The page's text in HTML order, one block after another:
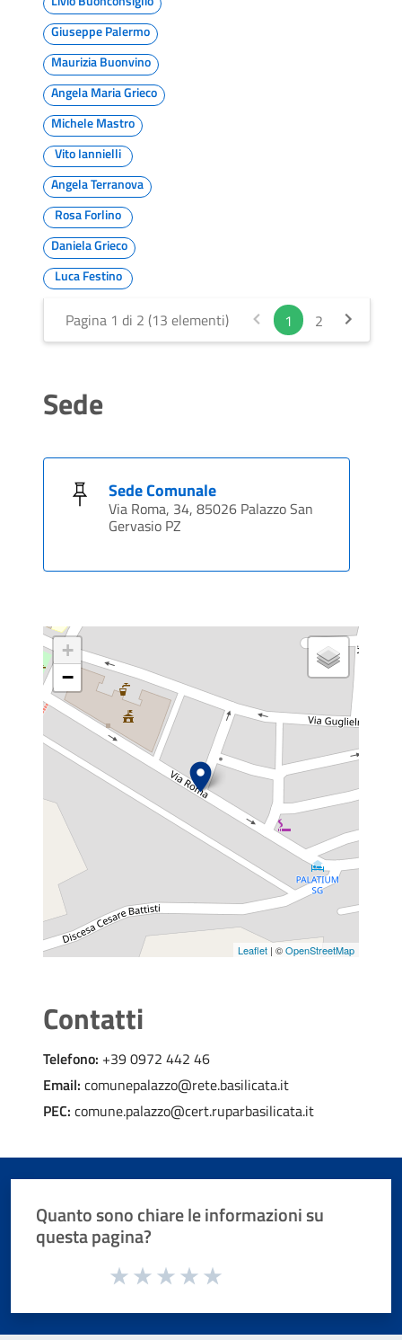
Giuseppe Palermo
Maurizia Buonvino
Angela Maria Grieco
Michele Mastro
Vito Iannielli
Angela Terranova
Rosa Forlino
Daniela Grieco
Luca Festino
Pagina 1 di 2 (13 elementi) 1 2
Sede
Sede Comunale
Via Roma, 34, 85026 Palazzo San
Gervasio PZ
+
−
Leaflet | ©OpenStreetMap
Contatti
Telefono: +39 0972 442 46
Email: comunepalazzo@rete.basilicata.it
PEC: comune.palazzo@cert.ruparbasilicata.it
Quanto sono chiare le informazioni su
questa pagina?
Valuta da 1 a 5 stelle la pagina